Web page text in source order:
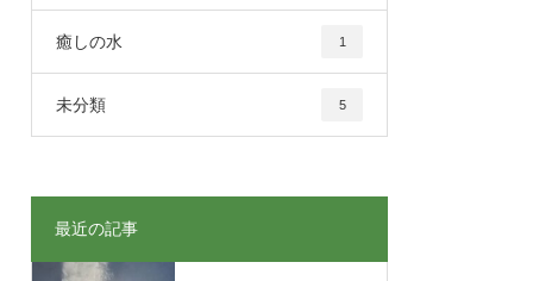
癒しの水 1
未分類 5
最近の記事